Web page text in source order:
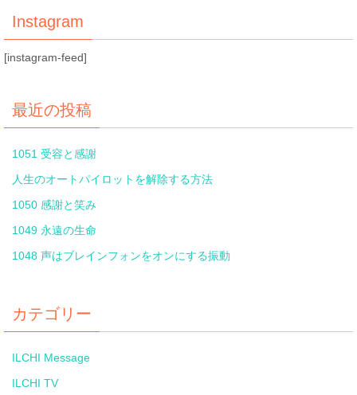
Instagram
[instagram-feed]
最近の投稿
1051 受容と感謝
人生のオートパイロットを解除する方法
1050 感謝と笑み
1049 永遠の生命
1048 声はブレインフォンをオンにする振動
カテゴリー
ILCHI Message
ILCHI TV